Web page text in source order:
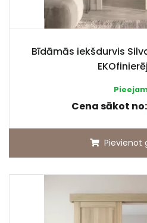
Bīdāmās iekšdurvis
Cena sākot no:
Pievienot